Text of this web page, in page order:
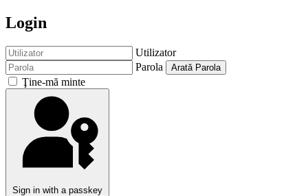
Login
Utilizator
Parola
Arată Parola
Ţine-mă minte
Sign in with a passkey